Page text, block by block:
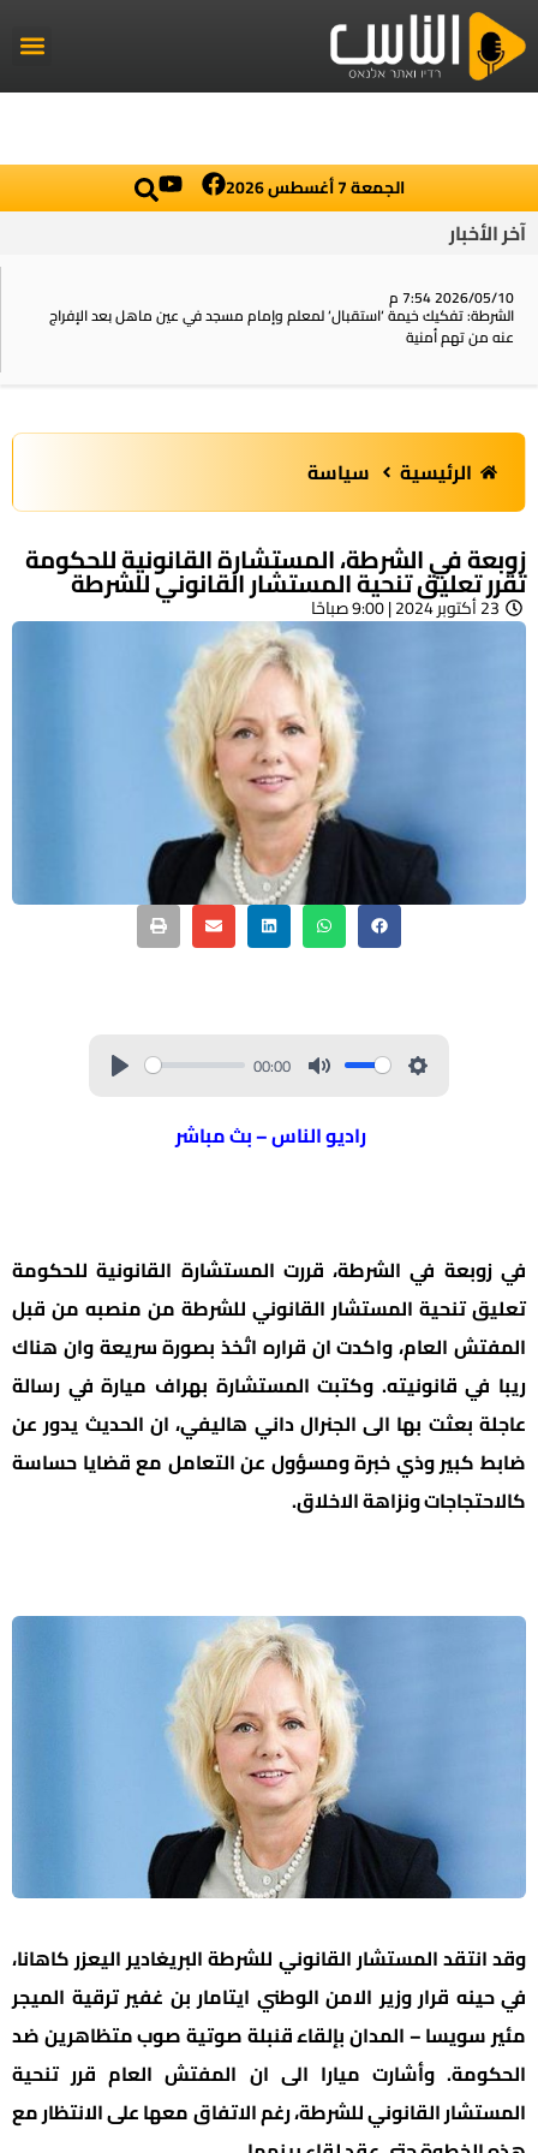
الجمعة 7 أغسطس 2026
آخر الأخبار
2026/05/10 7:54 م
الشرطة: تفكيك خيمة ‘استقبال‘ لمعلم وإمام مسجد في عين ماهل بعد الإفراج
عنه من تهم أمنية
الرئيسية سياسة
زوبعة في الشرطة، المستشارة القانونية للحكومة
تقرر تعليق تنحية المستشار القانوني للشرطة
23 أكتوبر 2024 | 9:00 صباحًا
00:00
راديو الناس – بث مباشر
في زوبعة في الشرطة، قررت المستشارة القانونية للحكومة
تعليق تنحية المستشار القانوني للشرطة من منصبه من قبل
المفتش العام، واكدت ان قراره اتُخذ بصورة سريعة وان هناك
ريبا في قانونيته. وكتبت المستشارة بهراف ميارة في رسالة
عاجلة بعثت بها الى الجنرال داني هاليفي، ان الحديث يدور عن
ضابط كبير وذي خبرة ومسؤول عن التعامل مع قضايا حساسة
كالاحتجاجات ونزاهة الاخلاق.
وقد انتقد المستشار القانوني للشرطة البريغادير اليعزر كاهانا،
في حينه قرار وزير الامن الوطني ايتامار بن غفير ترقية الميجر
مئير سويسا – المدان بإلقاء قنبلة صوتية صوب متظاهرين ضد
الحكومة. وأشارت ميارا الى ان المفتش العام قرر تنحية
المستشار القانوني للشرطة، رغم الاتفاق معها على الانتظار مع